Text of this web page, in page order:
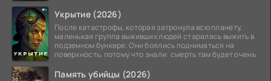
Укрытие (2026)
После катастрофы, которая затронула всю планету,
маленькая группа выживших людей старалась выжить в
подземном бункере. Они боялись подниматься на
поверхность, потому что знали: смерть там будет очень
Память убийцы (2026)